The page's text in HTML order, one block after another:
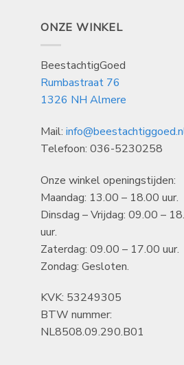
ONZE WINKEL
BeestachtigGoed
Rumbastraat 76
1326 NH Almere
Mail:
Telefoon: 036-5230258
Onze winkel openingstijden:
Maandag: 13.00 – 18.00 uur.
Dinsdag – Vrijdag: 09.00 –
uur.
Zaterdag: 09.00 – 17.00 uur.
Zondag: Gesloten.
KVK: 53249305
BTW nummer:
NL8508.09.290.B01